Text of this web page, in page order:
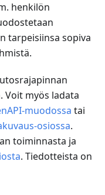
henkilön
tarpeisiinsa sopiva
Voit myös ladata
muodossa tai
osiossa.
toiminnasta ja
. Tiedotteista on